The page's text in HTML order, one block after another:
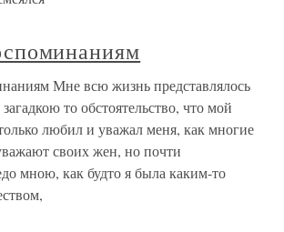
Мне всю жизнь представлялось
то обстоятельство, что мой
любил и уважал меня, как многие
своих жен, но почти
мною, как будто я была каким-то